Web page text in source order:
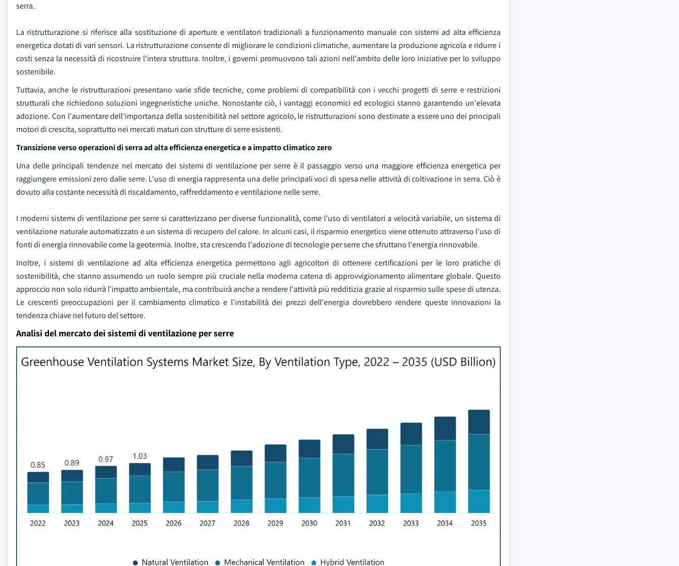
serra.
La ristrutturazione si riferisce alla sostituzione di aperture e ventilatori tradizionali a funzionamento manuale con sistemi ad alta efficienza
energetica dotati di vari sensori. La ristrutturazione consente di migliorare le condizioni climatiche, aumentare la produzione agricola e ridurre i
costi senza la necessità di ricostruire l'intera struttura. Inoltre, i governi promuovono tali azioni nell'ambito delle loro iniziative per lo sviluppo
sostenibile.
Tuttavia, anche le ristrutturazioni presentano varie sfide tecniche, come problemi di compatibilità con i vecchi progetti di serre e restrizioni
strutturali che richiedono soluzioni ingegneristiche uniche. Nonostante ciò, i vantaggi economici ed ecologici stanno garantendo un'elevata
adozione. Con l'aumentare dell'importanza della sostenibilità nel settore agricolo, le ristrutturazioni sono destinate a essere uno dei principali
motori di crescita, soprattutto nei mercati maturi con strutture di serre esistenti.
Transizione verso operazioni di serra ad alta efficienza energetica e a impatto climatico zero
Una delle principali tendenze nel mercato dei sistemi di ventilazione per serre è il passaggio verso una maggiore efficienza energetica per
raggiungere emissioni zero dalle serre. L'uso di energia rappresenta una delle principali voci di spesa nelle attività di coltivazione in serra. Ciò è
dovuto alla costante necessità di riscaldamento, raffreddamento e ventilazione nelle serre.
I moderni sistemi di ventilazione per serre si caratterizzano per diverse funzionalità, come l'uso di ventilatori a velocità variabile, un sistema di
ventilazione naturale automatizzato e un sistema di recupero del calore. In alcuni casi, il risparmio energetico viene ottenuto attraverso l'uso di
fonti di energia rinnovabile come la geotermia. Inoltre, sta crescendo l'adozione di tecnologie per serre che sfruttano l'energia rinnovabile.
Inoltre, i sistemi di ventilazione ad alta efficienza energetica permettono agli agricoltori di ottenere certificazioni per le loro pratiche di
sostenibilità, che stanno assumendo un ruolo sempre più cruciale nella moderna catena di approvvigionamento alimentare globale. Questo
approccio non solo ridurrà l'impatto ambientale, ma contribuirà anche a rendere l'attività più redditizia grazie al risparmio sulle spese di utenza.
Le crescenti preoccupazioni per il cambiamento climatico e l'instabilità dei prezzi dell'energia dovrebbero rendere queste innovazioni la
tendenza chiave nel futuro del settore.
Analisi del mercato dei sistemi di ventilazione per serre